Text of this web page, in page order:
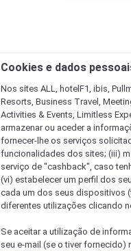
Cookies e dados
Nos sites ALL, hotelF1, ibis,
Resorts, Business Travel,
Activities & Events, Limitless
armazenar ou aceder a
fornecer-lhe os serviços
funcionalidades dos sites; (iii)
serviço de "cashback", caso
(vi) estabelecer um perfil dos
cada um dos seus dispositivos
diferentes utilizações clicando
Se aceitar a utilização de
seu e-mail (se o tiver